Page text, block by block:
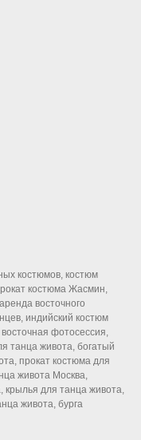
костюмов, костюм
костюма Жасмин,
восточного
индийский костюм
фотосессия,
танца живота, богатый
прокат костюма для
живота Москва,
крылья для танца живота,
живота, бурга